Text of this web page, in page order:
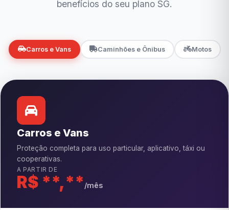
benefícios do seu plano SG.
Carros e Vans Caminhões e Ônibus Motos
Carros e Vans
Proteção completa para uso particular, aplicativo, táxi ou
cooperativas.
A PARTIR DE
R$ **,** /mês